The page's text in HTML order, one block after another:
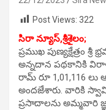
Post Views: 322
సిరా న్యూస్,శ్రీశైలం;
ప్రముఖ పుణ్యక్షేత్రం
అన్నదాన పథకానికి
రామ్ రూ 1,01,116 లు
అందజేశారు. వారికి
ప్రసాదాలను అమ్మవారి